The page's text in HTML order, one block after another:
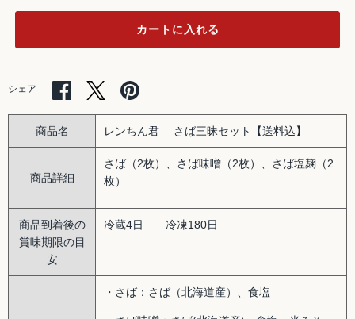
カートに入れる
シェア
Facebook
で
Twitter
で
ア
Pinterest
で
ア
商品名 レンちん君 さば三昧セット【送料込】
商品詳細
さば（2枚）、さば味噌（2枚）、さば塩麹（2
枚）
商品到着後の
賞味期限の目
安
冷蔵4日 冷凍180日
・さば：さば（北海道産）、食塩